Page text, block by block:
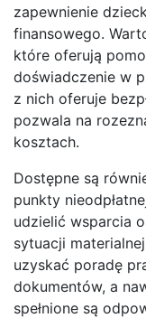
zapewnienie
finansowego.
które oferują
doświadczenie w
z nich oferuje
pozwala na
kosztach.
Dostępne są
punkty
udzielić wsparcia
sytuacji
uzyskać poradę
dokumentów, a
spełnione są